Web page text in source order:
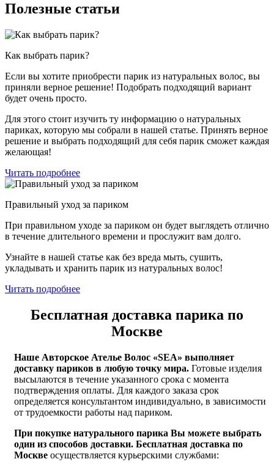
Полезные статьи
Как выбрать парик?
Если вы хотите приобрести парик из натуральных волос, вы
приняли верное решение! Подобрать подходящий вариант
будет очень просто.
Для этого стоит изучить ту информацию о натуральных
париках, которую мы собрали в нашей статье. Принять верное
решение и выбрать подходящий для себя парик сможет каждая
желающая!
Читать подробнее
Правильный уход за париком
При правильном уходе за париком он будет выглядеть отлично
в течение длительного времени и прослужит вам долго.
Узнайте в нашей статье как без вреда мыть, сушить,
укладывать и хранить парик из натуральных волос!
Читать подробнее
Бесплатная доставка парика по
Москве
Наше Авторское Ателье Волос «SEA» выполняет
доставку париков в любую точку мира. Готовые изделия
высылаются в течение указанного срока с момента
подтверждения оплаты. Для каждого заказа срок
определяется консультантом индивидуально, в зависимости
от трудоемкости работы над париком.
При покупке натурального парика Вы можете выбрать
один из способов доставки. Бесплатная доставка по
Москве осуществляется курьерскими службами: